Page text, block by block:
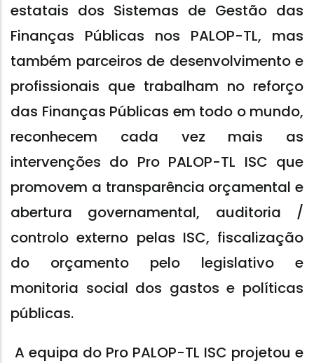
estatais dos Sistemas de Gestão das
Finanças Públicas nos PALOP-TL, mas
também parceiros de desenvolvimento e
profissionais que trabalham no reforço
das Finanças Públicas em todo o mundo,
reconhecem cada vez mais as
intervenções do Pro PALOP-TL ISC que
promovem a transparência orçamental e
abertura governamental, auditoria /
controlo externo pelas ISC, fiscalização
do orçamento pelo legislativo e
monitoria social dos gastos e políticas
públicas.
A equipa do Pro PALOP-TL ISC projetou e